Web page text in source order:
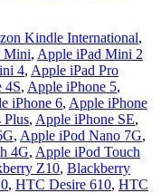
Kindle International,
Mini, Apple iPad Mini 2
4, Apple iPad Pro
4S, Apple iPhone 5,
iPhone 6, Apple iPhone
Plus, Apple iPhone SE,
, Apple iPod Nano 7G,
4G, Apple iPod Touch
Z10, Blackberry
, HTC Desire 610, HTC